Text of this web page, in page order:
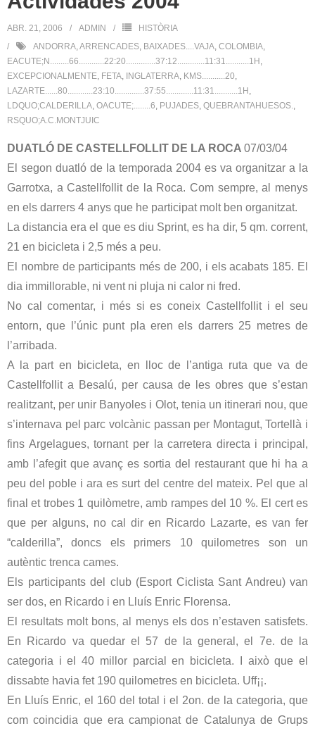
ABR. 21, 2006 ADMIN
HISTÒRIA
ANDORRA,ARRENCADES, BAIXADES....VAJA, COLOMBIA,
EACUTE;N.........66............22:20..............37:12.............11:31...........1H ,
EXCEPCIONALMENTE, FETA, INGLATERRA, KMS...........20,
LAZARTE......80............23:10..............37:55.............11:31...........1H ,
LDQUO;CALDERILLA, OACUTE;........6, PUJADES, QUEBRANTAHUESOS.,
RSQUO;A.C.MONTJUIC
DUATLÓ DE CASTELLFOLLIT DE LA ROCA 07/03/04
El segon duatló de la temporada 2004 es va organitzar a la
Garrotxa, a Castellfollit de la Roca. Com sempre, al menys
en els darrers 4 anys que he participat molt ben organitzat.
La distancia era el que es diu Sprint, es ha dir, 5 qm. corrent,
21 en bicicleta i 2,5 més a peu.
El nombre de participants més de 200, i els acabats 185. El
dia immillorable, ni vent ni pluja ni calor ni fred.
No cal comentar, i més si es coneix Castellfollit i el seu
entorn, que l’únic punt pla eren els darrers 25 metres de
l’arribada.
A la part en bicicleta, en lloc de l’antiga ruta que va de
Castellfollit a Besalú, per causa de les obres que s’estan
realitzant, per unir Banyoles i Olot, tenia un itinerari nou, que
s’internava pel parc volcànic passan per Montagut, Tortellà i
fins Argelagues, tornant per la carretera directa i principal,
amb l’afegit que avanç es sortia del restaurant que hi ha a
peu del poble i ara es surt del centre del mateix. Pel que al
final et trobes 1 quilòmetre, amb rampes del 10 %. El cert es
que per alguns, no cal dir en Ricardo Lazarte, es van fer
“calderilla”, doncs els primers 10 quilometres son un
autèntic trenca cames.
Els participants del club (Esport Ciclista Sant Andreu) van
ser dos, en Ricardo i en Lluís Enric Florensa.
El resultats molt bons, al menys els dos n’estaven satisfets.
En Ricardo va quedar el 57 de la general, el 7e. de la
categoria i el 40 millor parcial en bicicleta. I això que el
dissabte havia fet 190 quilometres en bicicleta. Uff¡¡.
En Lluís Enric, el 160 del total i el 2on. de la categoria, que
com coincidia que era campionat de Catalunya de Grups